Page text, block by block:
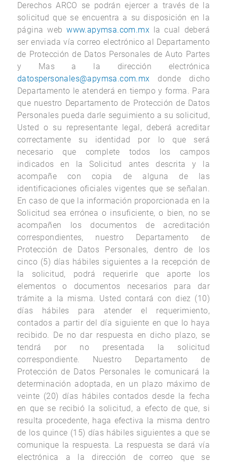
Derechos ARCO se podrán ejercer a través de la
solicitud que se encuentra a su disposición en la
página webwww.apymsa.com.mxla cual deberá
ser enviada vía correo electrónico al Departamento
de Protección de Datos Personales de Auto Partes
y Mas a la dirección electrónica
datospersonales@apymsa.com.mx donde dicho
Departamento le atenderá en tiempo y forma. Para
que nuestro Departamento de Protección de Datos
Personales pueda darle seguimiento a su solicitud,
Usted o su representante legal, deberá acreditar
correctamente su identidad por lo que será
necesario que complete todos los campos
indicados en la Solicitud antes descrita y la
acompañe con copia de alguna de las
identificaciones oficiales vigentes que se señalan.
En caso de que la información proporcionada en la
Solicitud sea errónea o insuficiente, o bien, no se
acompañen los documentos de acreditación
correspondientes, nuestro Departamento de
Protección de Datos Personales, dentro de los
cinco (5) días hábiles siguientes a la recepción de
la solicitud, podrá requerirle que aporte los
elementos o documentos necesarios para dar
trámite a la misma. Usted contará con diez (10)
días hábiles para atender el requerimiento,
contados a partir del día siguiente en que lo haya
recibido. De no dar respuesta en dicho plazo, se
tendrá por no presentada la solicitud
correspondiente. Nuestro Departamento de
Protección de Datos Personales le comunicará la
determinación adoptada, en un plazo máximo de
veinte (20) días hábiles contados desde la fecha
en que se recibió la solicitud, a efecto de que, si
resulta procedente, haga efectiva la misma dentro
de los quince (15) días hábiles siguientes a que se
comunique la respuesta. La respuesta se dará vía
electrónica a la dirección de correo que se